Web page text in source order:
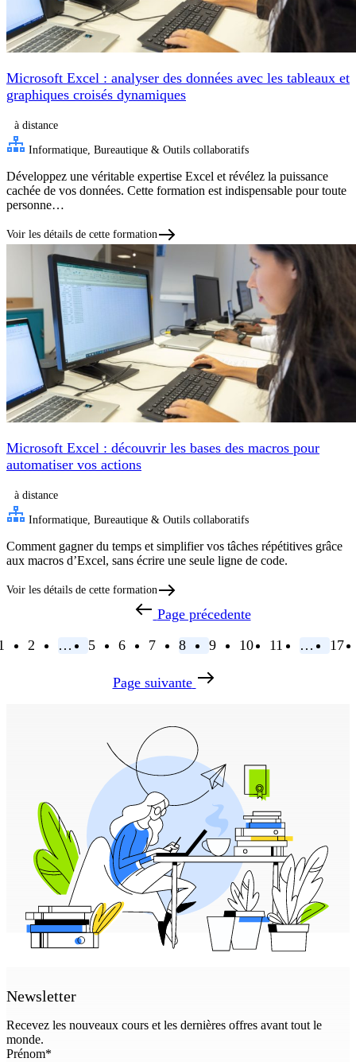
Microsoft Excel : analyser des données avec les tableaux et
graphiques croisés dynamiques
à distance
Informatique, Bureautique & Outils collaboratifs
Développez une véritable expertise Excel et révélez la puissance
cachée de vos données. Cette formation est indispensable pour toute
personne…
Voir les détails de cette formation
Microsoft Excel : découvrir les bases des macros pour
automatiser vos actions
à distance
Informatique, Bureautique & Outils collaboratifs
Comment gagner du temps et simplifier vos tâches répétitives grâce
aux macros d’Excel, sans écrire une seule ligne de code.
Voir les détails de cette formation
Page précedente
2 … 5 6 7 8 9 10 11 … 17
Page suivante
Newsletter
Recevez les nouveaux cours et les dernières offres avant tout le
monde.
Prénom*